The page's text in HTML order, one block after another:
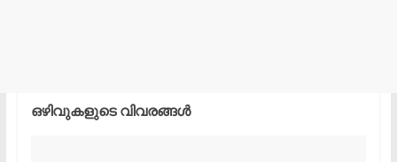
​ഒഴിവുകളുടെ വിവരങ്ങൾ